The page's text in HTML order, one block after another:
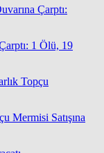
1 Ölü, 19
Mermisi Satışına